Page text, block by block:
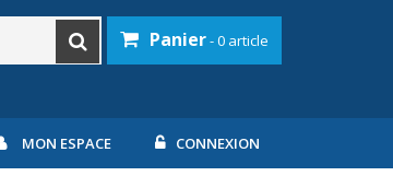
Panier- 0 article
MON ESPACE CONNEXION